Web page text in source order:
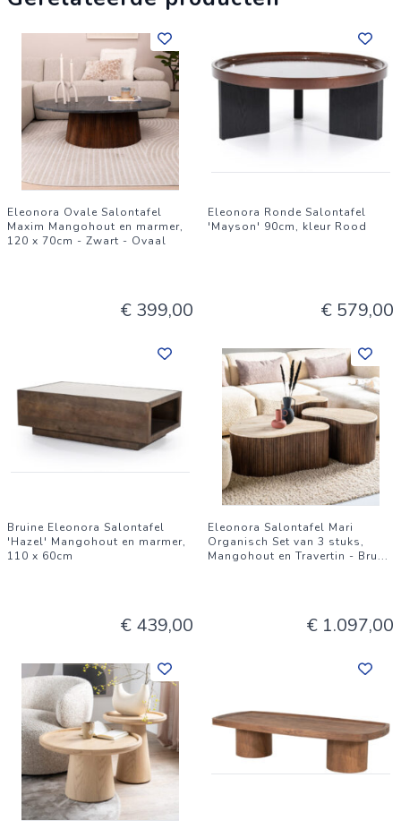
Eleonora Ovale Salontafel
Maxim Mangohout en marmer,
120 x 70cm - Zwart - Ovaal
€ 399,00
Eleonora Ronde Salontafel
'Mayson' 90cm, kleur Rood
€ 579,00
Bruine Eleonora Salontafel
'Hazel' Mangohout en marmer,
110 x 60cm
€ 439,00
Eleonora Salontafel Mari
Organisch Set van 3 stuks,
Mangohout en Travertin - Bru...
€ 1.097,00